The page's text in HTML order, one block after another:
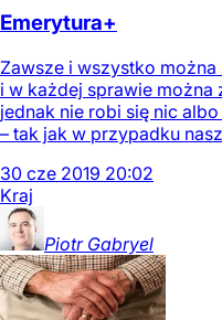
Emerytura+
Zawsze i wszystko
i w każdej sprawie
jednak nie robi się nic
– tak jak w przypadku
30 cze 2019 20:02
Kraj
Piotr Gabryel